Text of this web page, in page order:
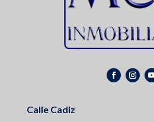
Calle Cadiz